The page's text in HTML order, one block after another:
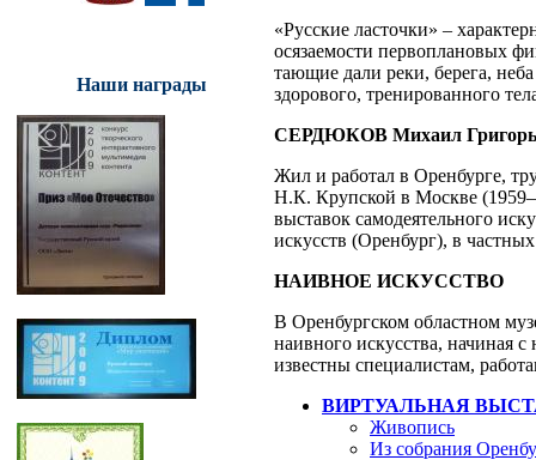
Наши награды
«Русские ласточки» –
осязаемости первоплановых
тающие дали реки, берега,
здорового, тренированного
СЕРДЮКОВ Михаил
Жил и работал в Оренбурге,
Н.К. Крупской в Москве
выставок самодеятельного
искусств (Оренбург), в
НАИВНОЕ ИСКУССТВО
В Оренбургском областном
наивного искусства, начиная
известны специалистам,
ВИРТУАЛЬНАЯ
Живопись
Из собрания